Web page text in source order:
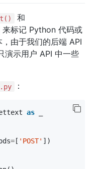
和
来标记 Python 代码或
由于我们的后端 API
演示用户 API 中一些
：
as
= [ 'POST' ])